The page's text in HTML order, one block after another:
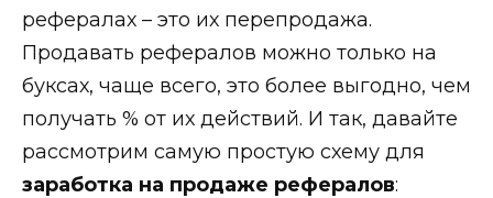
рефералах – это их перепродажа.
Продавать рефералов можно только на
буксах, чаще всего, это более выгодно, чем
получать % от их действий. И так, давайте
рассмотрим самую простую схему для
заработка на продаже рефералов: